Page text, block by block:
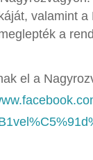
valamint
a
el a